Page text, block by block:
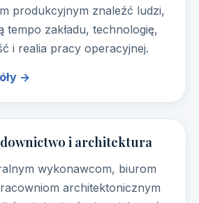
produkcyjnym znaleźć ludzi,
tempo zakładu, technologię,
i realia pracy operacyjnej.
→
i architektura
wykonawcom, biurom
architektonicznym